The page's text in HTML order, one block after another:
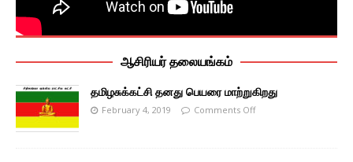
ஆசிரியர் தலையங்கம்
தமிழசுக்கட்சி தனது பெயரை மாற்றுகிறது
February 4, 2019 Comments Off